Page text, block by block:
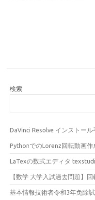
検索
DaVinci Resolve インストール
PythonでのLorenz回転動画作
LaTexの数式エディタ
【数学 大学入試過去問題】
基本情報技術者令和3年免除